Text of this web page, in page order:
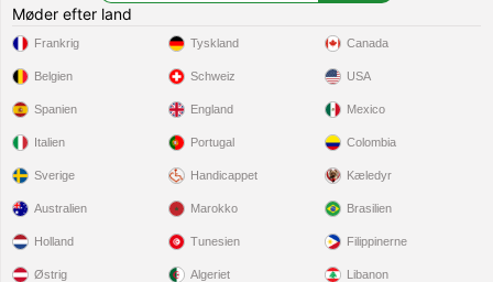
Møder efter land
Frankrig
Belgien
Spanien
Italien
Sverige
Tyskland
Schweiz
England
Portugal
Handicappet
Canada
USA
Mexico
Colombia
Kæledyr
Australien
Holland
Østrig
Marokko
Tunesien
Algeriet
Brasilien
Filippinerne
Libanon